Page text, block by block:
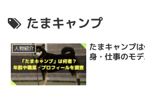
たまキャンプ
人物紹介
たまキャンプ
身・仕事のモデ